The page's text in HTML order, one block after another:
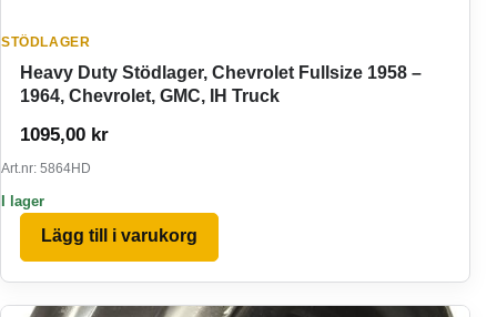
STÖDLAGER
Heavy Duty Stödlager, Chevrolet Fullsize 1958 –
1964, Chevrolet, GMC, IH Truck
1095,00 kr
Art.nr: 5864HD
I lager
Lägg till i varukorg